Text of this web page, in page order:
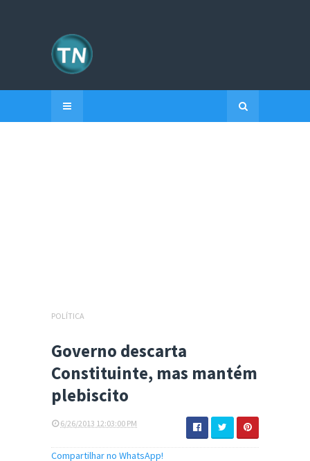
POLÍTICA
Governo descarta
Constituinte, mas mantém
plebiscito
6/26/2013 12:03:00 PM
Compartilhar no WhatsApp!